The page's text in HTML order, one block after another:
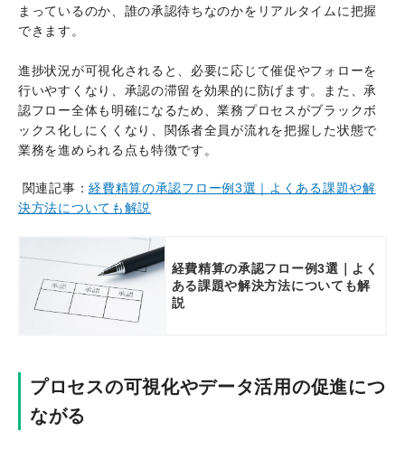
まっているのか、誰の承認待ちなのかをリアルタイムに把握
できます。
進捗状況が可視化されると、必要に応じて催促やフォローを
行いやすくなり、承認の滞留を効果的に防げます。また、承
認フロー全体も明確になるため、業務プロセスがブラックボ
ックス化しにくくなり、関係者全員が流れを把握した状態で
業務を進められる点も特徴です。
関連記事：経費精算の承認フロー例3選｜よくある課題や解
決方法についても解説
経費精算の承認フロー例3選｜よく
ある課題や解決方法についても解
説
プロセスの可視化やデータ活用の促進につ
ながる